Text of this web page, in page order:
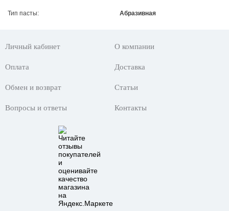
Тип пасты: Абразивная
Личный кабинет О компании
Оплата Доставка
Обмен и возврат Статьи
Вопросы и ответы Контакты